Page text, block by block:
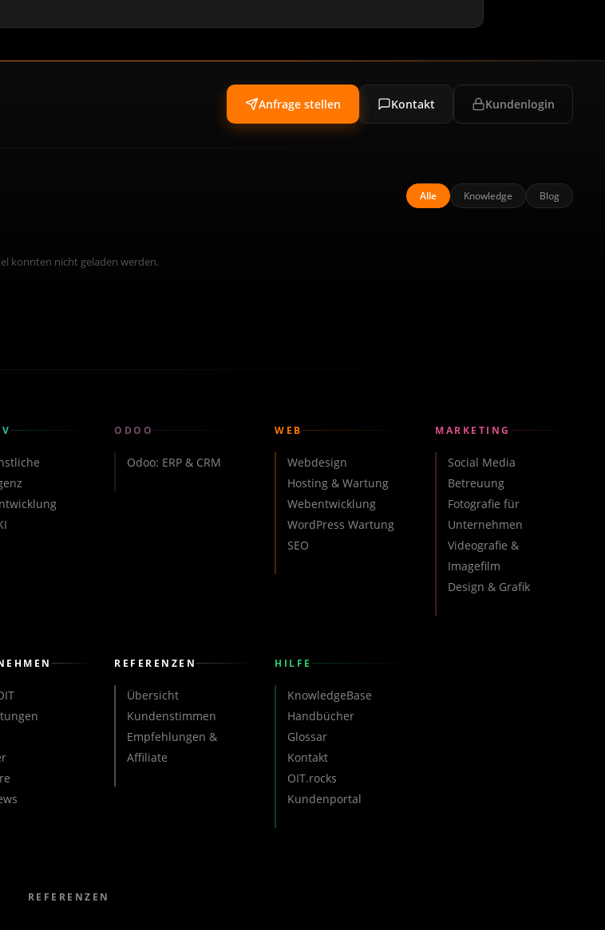
Anfrage stellen Kontakt Kundenlogin
Alle Knowledge Blog
konnten nicht geladen werden.
ODOO
Odoo: ERP & CRM
WEB
Webdesign
Hosting & Wartung
Webentwicklung
WordPress Wartung
SEO
MARKETING
Social Media
Betreuung
Fotografie für
Unternehmen
Videografie &
Imagefilm
Design & Grafik
REFERENZEN
Übersicht
Kundenstimmen
Empfehlungen &
Affiliate
HILFE
KnowledgeBase
Handbücher
Glossar
Kontakt
OIT.rocks
Kundenportal
REFERENZEN